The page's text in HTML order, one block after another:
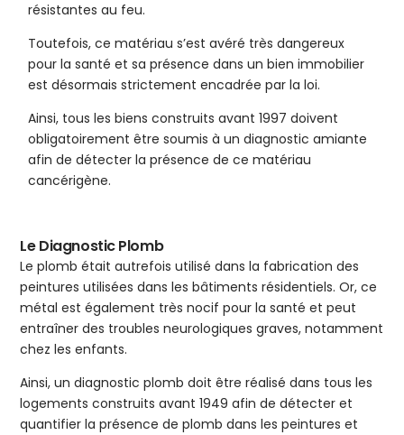
résistantes au feu.
Toutefois, ce matériau s’est avéré très dangereux
pour la santé et sa présence dans un bien immobilier
est désormais strictement encadrée par la loi.
Ainsi, tous les biens construits avant 1997 doivent
obligatoirement être soumis à un diagnostic amiante
afin de détecter la présence de ce matériau
cancérigène.
Le Diagnostic Plomb
Le plomb était autrefois utilisé dans la fabrication des
peintures utilisées dans les bâtiments résidentiels. Or, ce
métal est également très nocif pour la santé et peut
entraîner des troubles neurologiques graves, notamment
chez les enfants.
Ainsi, un diagnostic plomb doit être réalisé dans tous les
logements construits avant 1949 afin de détecter et
quantifier la présence de plomb dans les peintures et